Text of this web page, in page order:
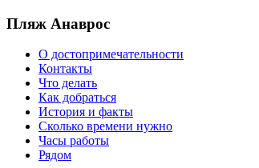
Пляж Анаврос
О достопримечательности
Контакты
Что делать
Как добраться
История и факты
Сколько времени нужно
Часы работы
Рядом